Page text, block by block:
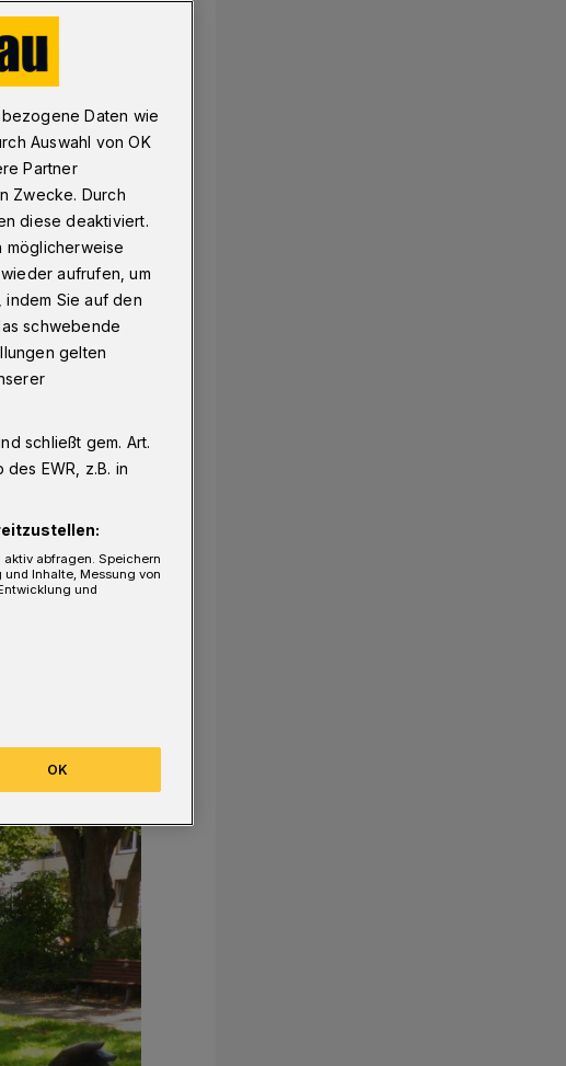
Daten wie
Auswahl von OK
Partner
Zwecke. Durch
diese deaktiviert.
möglicherweise
aufrufen, um
indem Sie auf den
schwebende
gelten
schließt gem. Art.
EWR, z.B. in
abfragen. Speichern
Inhalte, Messung von
und
OK